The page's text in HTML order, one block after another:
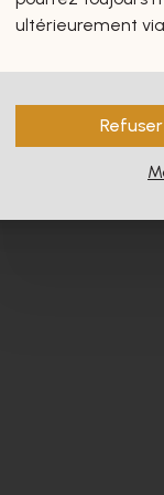
vous
ultérieurement
Refuser